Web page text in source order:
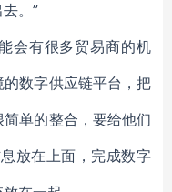
。”
会有很多贸易商的机
数字供应链平台，把
单的整合，要给他们
放在上面，完成数字